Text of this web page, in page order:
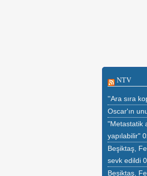
NTV
''Ara sıra
Oscar'ın
"Metastatik
yapılabilir"
Beşiktaş,
sevk edildi
Beşiktaş,